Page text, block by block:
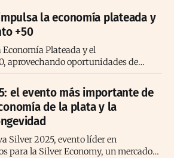
la economía plateada y
+50
Plateada y el
aprovechando oportunidades de
el evento más importante de
de la plata y la
Silver 2025, evento líder en
para la Silver Economy, un mercado